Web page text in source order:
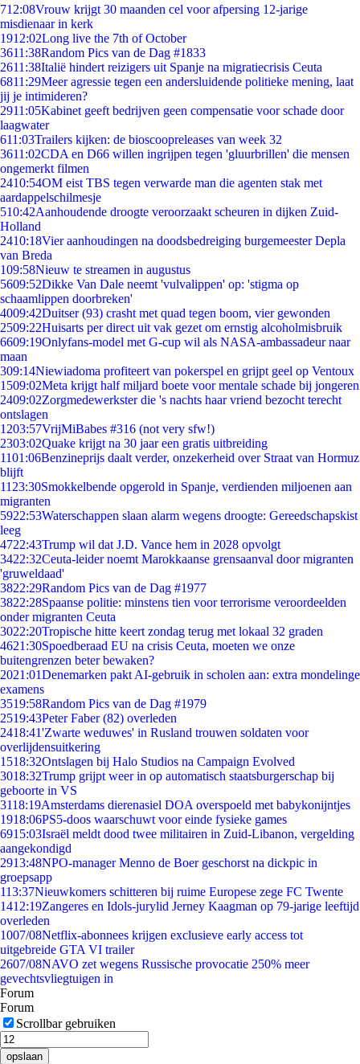
712:08Vrouw krijgt 30 maanden cel voor afpersing 12-jarige
misdienaar in kerk
1912:02Long live the 7th of October
3611:38Random Pics van de Dag #1833
2611:38Italië hindert reizigers uit Spanje na migratiecrisis Ceuta
6811:29Meer agressie tegen een andersluidende politieke mening, laat
jij je intimideren?
2911:05Kabinet geeft bedrijven geen compensatie voor schade door
laagwater
611:03Trailers kijken: de bioscoopreleases van week 32
3611:02CDA en D66 willen ingrijpen tegen 'gluurbrillen' die mensen
ongemerkt filmen
2410:54OM eist TBS tegen verwarde man die agenten stak met
aardappelschilmesje
510:42Aanhoudende droogte veroorzaakt scheuren in dijken Zuid-
Holland
2410:18Vier aanhoudingen na doodsbedreiging burgemeester Depla
van Breda
109:58Nieuw te streamen in augustus
5609:52Dikke Van Dale neemt 'vulvalippen' op: 'stigma op
schaamlippen doorbreken'
4009:42Duitser (93) crasht met quad tegen boom, vier gewonden
2509:22Huisarts per direct uit vak gezet om ernstig alcoholmisbruik
6609:19Onlyfans-model met G-cup wil als NASA-ambassadeur naar
maan
309:14Niewiadoma profiteert van pokerspel en grijpt geel op Ventoux
1509:02Meta krijgt half miljard boete voor mentale schade bij jongeren
2409:02Zorgmedewerkster die 's nachts haar vriend bezocht terecht
ontslagen
1203:57VrijMiBabes #316 (not very sfw!)
2303:02Quake krijgt na 30 jaar een gratis uitbreiding
1101:06Benzineprijs daalt verder, onzekerheid over Straat van Hormuz
blijft
11 23:30Smokkelbende opgerold in Spanje, verdienden miljoenen aan
migranten
5922:53Waterschappen slaan alarm wegens droogte: Gereedschapskist
leeg
4722:43Trump wil dat J.D. Vance hem in 2028 opvolgt
3422:32Ceuta-leider noemt Marokkaanse grensaanval door migranten
'gruweldaad'
3822:29Random Pics van de Dag #1977
3822:28Spaanse politie: minstens tien voor terrorisme veroordeelden
onder migranten Ceuta
3022:20Tropische hitte keert zondag terug met lokaal 32 graden
4621:30Spoedberaad EU na crisis Ceuta, moeten we onze
buitengrenzen beter bewaken?
2021:01Denemarken pakt AI-gebruik in scholen aan: extra mondelinge
examens
3519:58Random Pics van de Dag #1979
2519:43Peter Faber (82) overleden
2418:41'Zwarte weduwes' in Rusland trouwen soldaten voor
overlijdensuitkering
1518:32Ontslagen bij Halo Studios na Campaign Evolved
3018:32Trump grijpt weer in op automatisch staatsburgerschap bij
geboorte in VS
3118:19Amsterdams dierenasiel DOA overspoeld met babykonijntjes
1918:06PS5-doos waarschuwt voor einde fysieke games
6915:03Israël meldt dood twee militairen in Zuid-Libanon, vergelding
aangekondigd
2913:48NPO-manager Menno de Boer geschorst na dickpic in
groepsapp
113:37Nieuwkomers schitteren bij ruime Europese zege FC Twente
1412:19Zangeres en Idols-jurylid Jerney Kaagman op 79-jarige leeftijd
overleden
1007/08Netflix-abonnees krijgen exclusieve early access tot
uitgebreide GTA VI trailer
2607/08NAVO zet wegens Russische provocatie 250% meer
gevechtsvliegtuigen in
Forum
Forum
Scrollbar gebruiken
opslaan